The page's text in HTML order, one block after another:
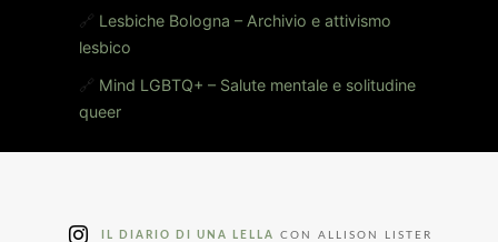
🔗 Lesbiche Bologna – Archivio e attivismo
lesbico
🔗 Mind LGBTQ+ – Salute mentale e solitudine
queer
IL DIARIO DI UNA LELLA CON ALLISON LISTER